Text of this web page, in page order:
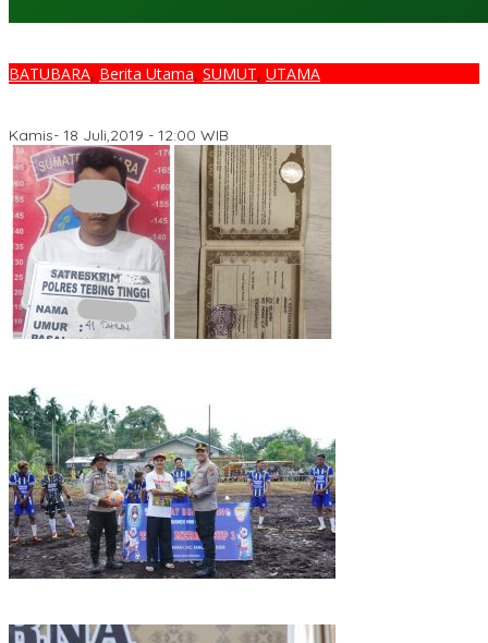
BATUBARA, Berita Utama, SUMUT, UTAMA
Kamis- 18 Juli,2019 - 12:00 WIB